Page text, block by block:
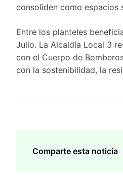
consoliden como espacios
Entre los planteles
Julio. La Alcaldía Local 3
con el Cuerpo de
con la sostenibilidad, la
Comparte esta noticia